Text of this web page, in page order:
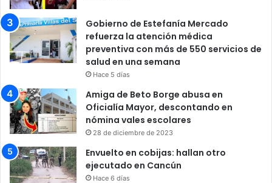
Gobierno de Estefanía Mercado
refuerza la atención médica
preventiva con más de 550 servicios de
salud en una semana
Hace 5 días
Amiga de Beto Borge abusa en
Oficialía Mayor, descontando en
nómina vales escolares
28 de diciembre de 2023
Envuelto en cobijas: hallan otro
ejecutado en Cancún
Hace 6 días